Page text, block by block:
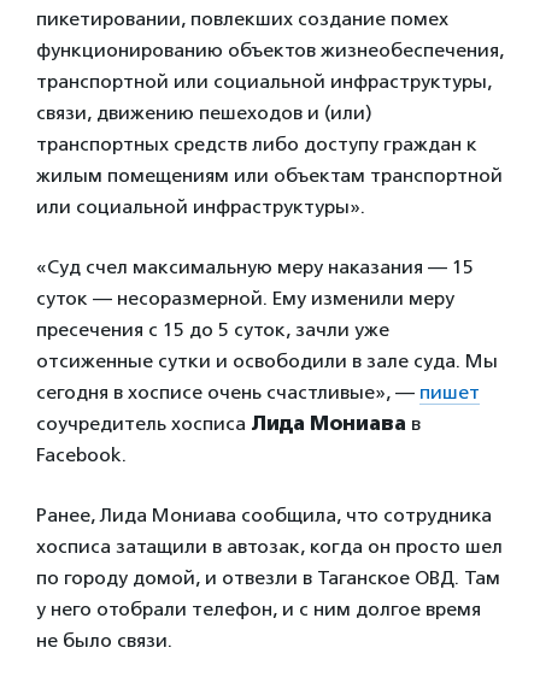
пикетировании, повлекших создание помех
функционированию объектов жизнеобеспечения,
транспортной или социальной инфраструктуры,
связи, движению пешеходов и (или)
транспортных средств либо доступу граждан к
жилым помещениям или объектам транспортной
или социальной инфраструктуры».
«Суд счел максимальную меру наказания — 15
суток — несоразмерной. Ему изменили меру
пресечения с 15 до 5 суток, зачли уже
отсиженные сутки и освободили в зале суда. Мы
сегодня в хосписе очень счастливые», — пишет
соучредитель хосписа Лида Мониава в
Facebook.
Ранее, Лида Мониава сообщила, что сотрудника
хосписа затащили в автозак, когда он просто шел
по городу домой, и отвезли в Таганское ОВД. Там
у него отобрали телефон, и с ним долгое время
не было связи.